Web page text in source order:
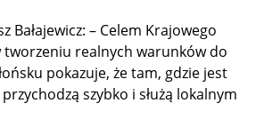
Bałajewicz: – Celem Krajowego
realnych warunków do
pokazuje, że tam, gdzie jest
szybko i służą lokalnym